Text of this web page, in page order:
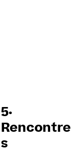
5·
Rencontre
s